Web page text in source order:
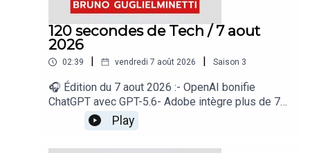
120 secondes de Tech / 7 aout
2026
02:39 | vendredi 7 août 2026 | Saison 3
🎧 Édition du 7 aout 2026 :- OpenAI bonifie
ChatGPT avec GPT-5.6- Adobe intègre plus de 70
outils à ChatGPT- Google déploie « Demander à
Maps » dans 160 pays- Suno veut mieux
identifier la musique créée par IA- Rockstar
Play